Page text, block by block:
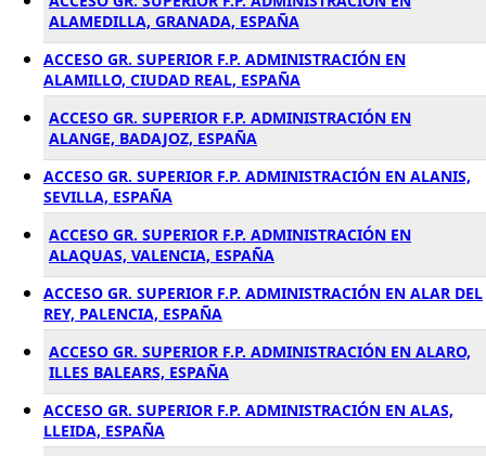
ALAMEDILLA, GRANADA, ESPAÑA
ACCESO GR. SUPERIOR F.P. ADMINISTRACIÓN EN
ALAMILLO, CIUDAD REAL, ESPAÑA
ACCESO GR. SUPERIOR F.P. ADMINISTRACIÓN EN
ALANGE, BADAJOZ, ESPAÑA
ACCESO GR. SUPERIOR F.P. ADMINISTRACIÓN EN ALANIS,
SEVILLA, ESPAÑA
ACCESO GR. SUPERIOR F.P. ADMINISTRACIÓN EN
ALAQUAS, VALENCIA, ESPAÑA
ACCESO GR. SUPERIOR F.P. ADMINISTRACIÓN EN ALAR DEL
REY, PALENCIA, ESPAÑA
ACCESO GR. SUPERIOR F.P. ADMINISTRACIÓN EN ALARO,
ILLES BALEARS, ESPAÑA
ACCESO GR. SUPERIOR F.P. ADMINISTRACIÓN EN ALAS,
LLEIDA, ESPAÑA